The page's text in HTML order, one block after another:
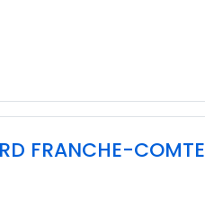
FRANCHE-COMTE